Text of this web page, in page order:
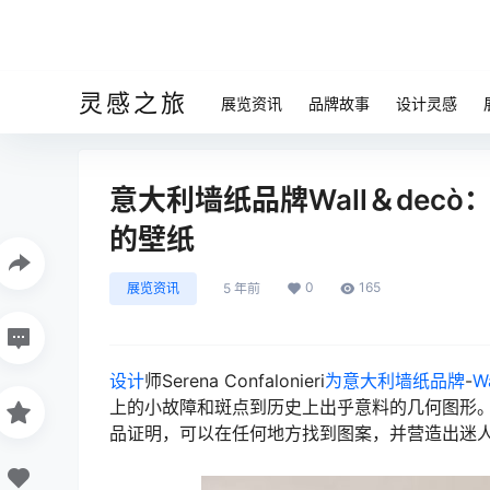
灵感之旅 展览资讯 品牌故事 设计灵感
意大利墙纸品牌Wall＆decò
的壁纸
展览资讯 5 年前 0 165
设计师Serena Confalonieri为意大利墙纸品牌-
上的小故障和斑点到历史上出乎意料的几何图形
品证明，可以在任何地方找到图案，并营造出迷